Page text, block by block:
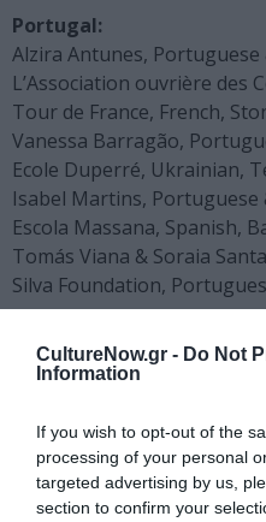
CultureNow.gr - Do Not
Information
If you wish to opt-out of the
processing of your personal
targeted advertising by us,
section to confirm your
Portugal:
Alzira Antunes, Portuguese
L’Association ouvrière des
Tour de France, French,
Vanessa Barragão,
Ecole Duperré, Ukrainian,
Isabel Martins, Portuguese
Escola Massana, Spanish,
Tomás Viana & Soraia
Silva Foundation,
Dan Benveniste &
José Luis Sanchez
Centro de formación
Spanish, Gold thread
Camila Puya de Arcos &